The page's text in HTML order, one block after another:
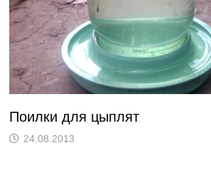
Поилки для цыплят
24.08.2013